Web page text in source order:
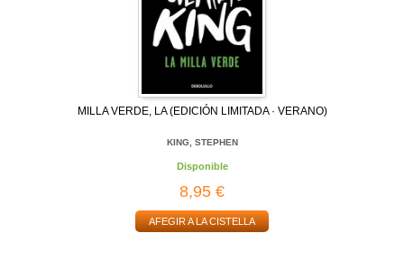
MILLA VERDE, LA (EDICIÓN LIMITADA · VERANO)
KING, STEPHEN
Disponible
8,95 €
AFEGIR A LA CISTELLA